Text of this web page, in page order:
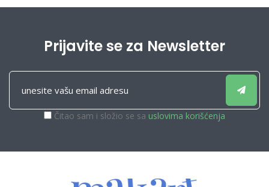
Prijavite se za Newsletter
Čitao sam i složio se sa uslovima korišćenja